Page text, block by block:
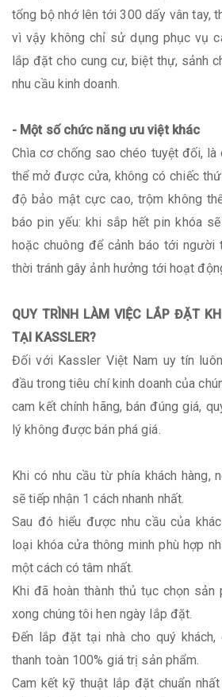
tổng bộ nhớ lên tới 300 dấy vân tay,
vì vậy không chỉ sử dụng phục vụ
lắp đặt cho cung cư, biệt thự, sảnh
nhu cầu kinh doanh.
- Một số chức năng ưu việt khác
Chìa cơ chống sao chéo tuyệt đối, là
thể mở được cửa, không có chiếc
độ bảo mật cực cao, trộm không
báo pin yếu: khi sắp hết pin khóa
hoặc chuông để cảnh báo tới người
thời tránh gây ảnh hưởng tới hoạt
QUY TRÌNH LÀM VIỆC LẮP ĐẶT
TẠI KASSLER?
Đối với Kassler Việt Nam uy tín
đầu trong tiêu chí kinh doanh của
cam kết chính hãng, bán đúng giá,
lý không được bán phá giá.
Khi có nhu cầu từ phía khách hàng,
sẽ tiếp nhận 1 cách nhanh nhất.
Sau đó hiểu được nhu cầu của
loại khóa cửa thông minh phù hợp
một cách có tâm nhất.
Khi đã hoàn thành thủ tục chọn sản
xong chúng tôi hen ngày lắp đặt.
Đến lắp đặt tại nhà cho quý khách,
thanh toàn 100% giá trị sản phẩm.
Cam kết kỹ thuật lắp đặt chuẩn